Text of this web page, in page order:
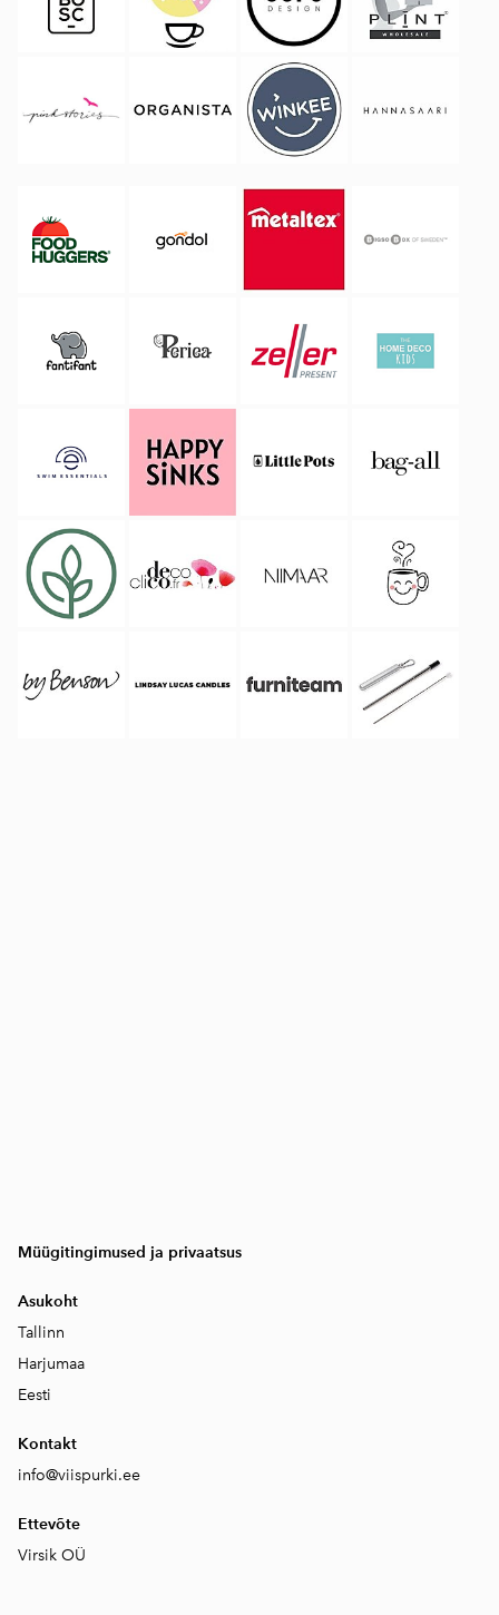
Müügitingimused ja privaatsus
Asukoht
Tallinn
Harjumaa
Eesti
Kontakt
info@viispurki.ee
Ettevõte
Virsik OÜ